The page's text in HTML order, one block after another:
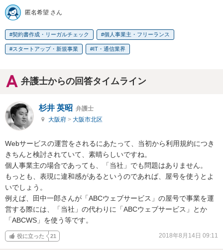
匿名希望 さん
契約書作成・リーガルチェック 個人事業主・フリーランス
スタートアップ・新規事業 IT・通信業界
弁護士からの回答タイムライン
杉井 英昭 弁護士
大阪府 > 大阪市北区
Webサービスの運営をされるにあたって、当初から利用規約につき
きちんと検討されていて、素晴らしいですね。
個人事業主の場合であっても、「当社」でも問題はありません。
もっとも、表現に違和感があるというのであれば、屋号を使うとよ
いでしょう。
例えば、田中一郎さんが「ABCウェブサービス」の屋号で事業を運
営する際には、「当社」の代わりに「ABCウェブサービス」とか
「ABCWS」を使う等です。
役に立った 21 2018年8月14日 09:11